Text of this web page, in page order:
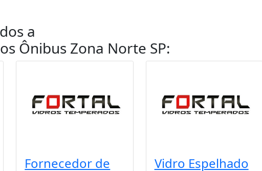
a
Ônibus Zona Norte SP:
Fornecedor de
Vidro Espelhado